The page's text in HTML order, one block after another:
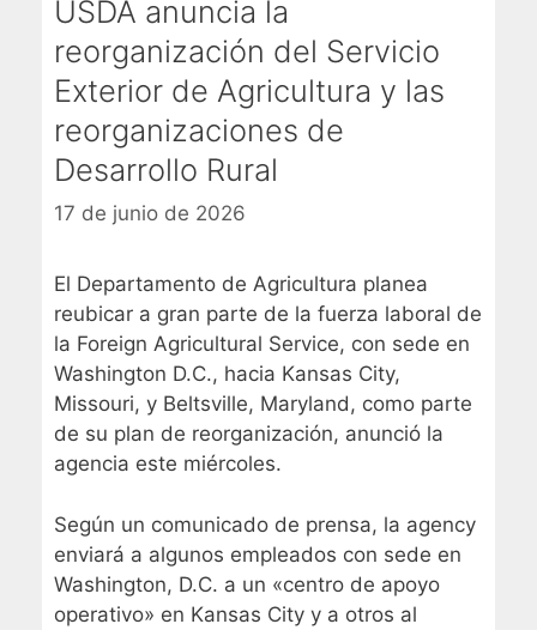
USDA anuncia la
reorganización del Servicio
Exterior de Agricultura y las
reorganizaciones de
Desarrollo Rural
17 de junio de 2026
El Departamento de Agricultura planea
reubicar a gran parte de la fuerza laboral de
la Foreign Agricultural Service, con sede en
Washington D.C., hacia Kansas City,
Missouri, y Beltsville, Maryland, como parte
de su plan de reorganización, anunció la
agencia este miércoles.
Según un comunicado de prensa, la agency
enviará a algunos empleados con sede en
Washington, D.C. a un «centro de apoyo
operativo» en Kansas City y a otros al